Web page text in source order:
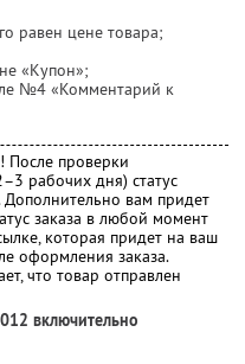
равен цене товара;
«Купон»;
№4 «Комментарий к
После проверки
рабочих дня) статус
Дополнительно вам придет
заказа в любой момент
которая придет на ваш
оформления заказа.
что товар отправлен
включительно